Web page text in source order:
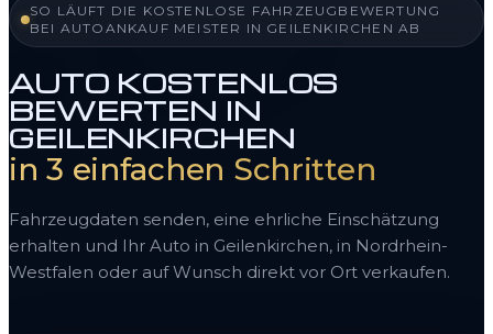
SO LÄUFT DIE KOSTENLOSE FAHRZEUGBEWERTUNG
BEI AUTOANKAUF MEISTER IN GEILENKIRCHEN AB
AUTO KOSTENLOS
BEWERTEN IN
GEILENKIRCHEN
in 3 einfachen Schritten
Fahrzeugdaten senden, eine ehrliche Einschätzung
erhalten und Ihr Auto in Geilenkirchen, in Nordrhein-
Westfalen oder auf Wunsch direkt vor Ort verkaufen.